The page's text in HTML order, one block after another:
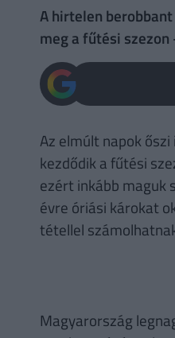
A hirtelen
meg a fűtési szezon
Az elmúlt napok
kezdődik a fűtési
ezért inkább maguk
évre óriási károkat
tétellel
Magyarország